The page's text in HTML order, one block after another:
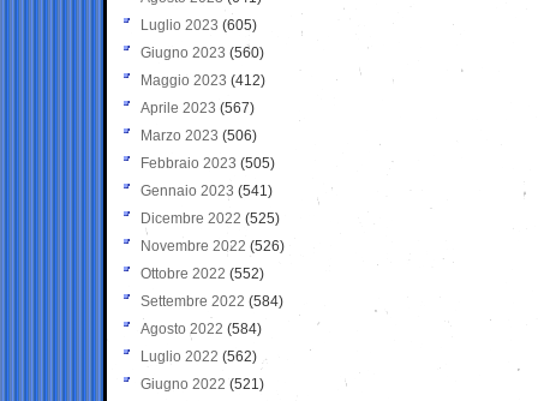
Luglio 2023 (605)
Giugno 2023 (560)
Maggio 2023 (412)
Aprile 2023 (567)
Marzo 2023 (506)
Febbraio 2023 (505)
Gennaio 2023 (541)
Dicembre 2022 (525)
Novembre 2022 (526)
Ottobre 2022 (552)
Settembre 2022 (584)
Agosto 2022 (584)
Luglio 2022 (562)
Giugno 2022 (521)